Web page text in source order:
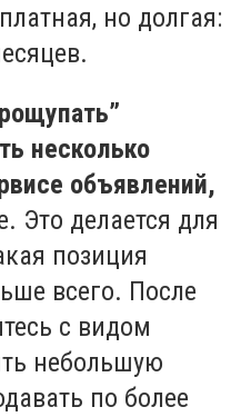
но долгая:
несколько
объявлений,
Это делается для
позиция
всего. После
с видом
небольшую
по более